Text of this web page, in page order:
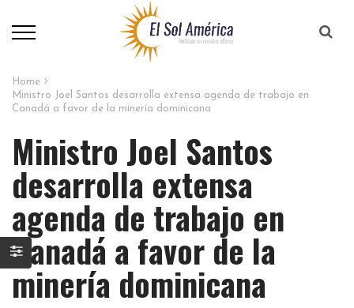
Home
Ministro Joel Santos desarrolla extensa agenda de trabajo en
Canadá a favor de la minería dominicana
Ministro Joel Santos
desarrolla extensa
agenda de trabajo en
Canadá a favor de la
minería dominicana